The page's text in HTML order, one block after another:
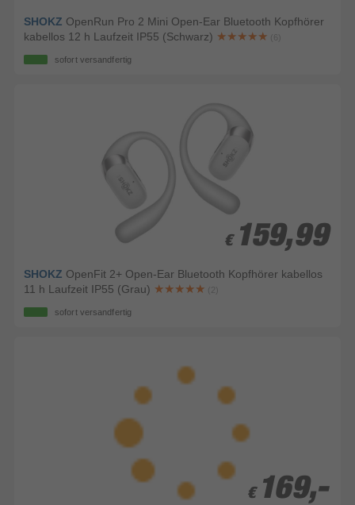
SHOKZ OpenRun Pro 2 Mini Open-Ear Bluetooth Kopfhörer
kabellos 12 h Laufzeit IP55 (Schwarz)
(6)
sofort versandfertig
€ 159,99
€ 159,99
SHOKZ OpenFit 2+ Open-Ear Bluetooth Kopfhörer kabellos
11 h Laufzeit IP55 (Grau)
(2)
sofort versandfertig
€ 169,-
€ 169,-